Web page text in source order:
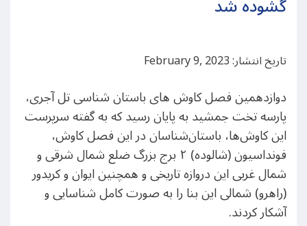
تاریخ انتشار: February 9, 2023
دوازدهمین فصل کاوش های باستان شناسی تل آجری،
پارسه تخت جمشید به پایان رسید که به گفته سرپرست
این کاوش‌ها، باستان‌شناسان در این فصل کاوش،
فونداسیون (شالوده) ۲ برج بزرگ ضلع شمال شرقی و
شمال غربی این دروازه تاریخی و همچنین ایوان و کریدور
(راهرو) شمالی این بنا را به صورت کامل شناسایی و
آشکار کردند.